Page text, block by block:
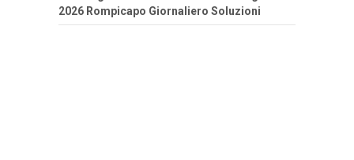
2026 Rompicapo Giornaliero Soluzioni